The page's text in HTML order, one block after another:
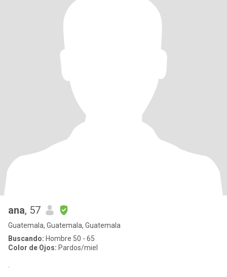
ana, 57
Guatemala, Guatemala, Guatemala
Buscando: Hombre 50 - 65
Color de Ojos: Pardos/miel